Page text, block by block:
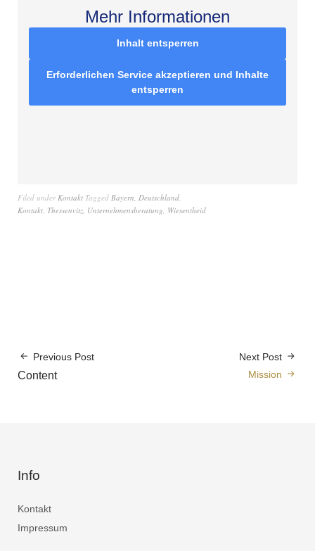
Mehr Informationen
Inhalt entsperren
Erforderlichen Service akzeptieren und Inhalte
entsperren
Filed underKontakt Tagged Bayern, Deutschland,
Kontakt, Thessenvitz, Unternehmensberatung, Wiesentheid
Previous Post
Content
Next Post
Mission
Info
Kontakt
Impressum